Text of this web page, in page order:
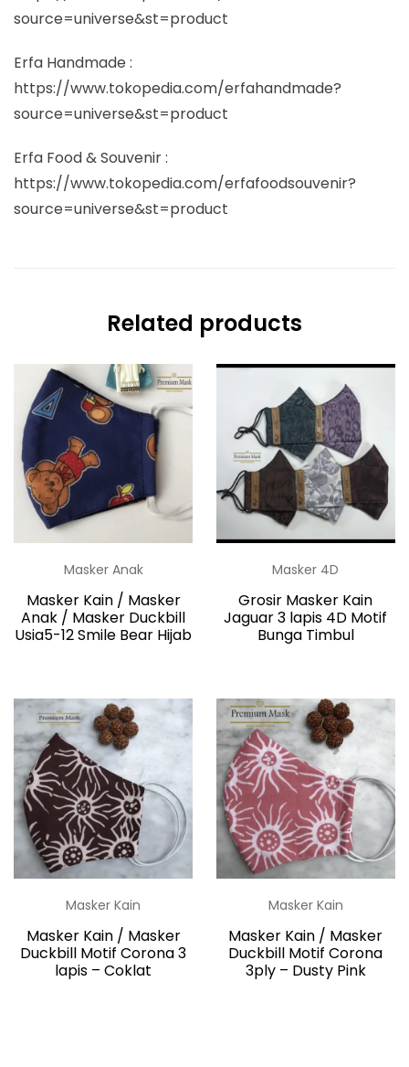
source=universe&st=product
Erfa Handmade :
https://www.tokopedia.com/erfahandmade?
source=universe&st=product
Erfa Food & Souvenir :
https://www.tokopedia.com/erfafoodsouvenir?
source=universe&st=product
Related products
Masker Anak
Masker Kain / Masker
Anak / Masker Duckbill
Usia5-12 Smile Bear Hijab
Masker 4D
Grosir Masker Kain
Jaguar 3 lapis 4D Motif
Bunga Timbul
Masker Kain
Masker Kain / Masker
Duckbill Motif Corona 3
lapis – Coklat
Masker Kain
Masker Kain / Masker
Duckbill Motif Corona
3ply – Dusty Pink